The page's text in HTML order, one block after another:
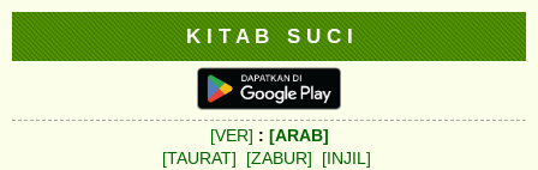
K I T A B S U C I
[VER] : [ARAB]
[TAURAT]
[ZABUR]
[INJIL]